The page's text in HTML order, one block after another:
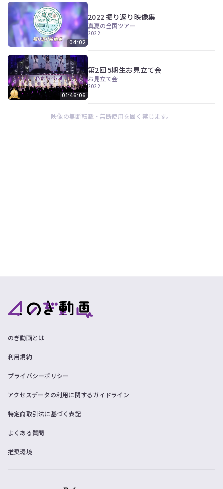
04:02
2022 振り返り映像集
真夏の全国ツアー
2022
01:46:06
第2回 5期生お見立て会
お見立て会
2022
映像の無断転載・無断使用を固く禁じます。
のぎ動画とは
利用規約
プライバシーポリシー
アクセスデータの利用に関するガイドライン
特定商取引法に基づく表記
よくある質問
推奨環境